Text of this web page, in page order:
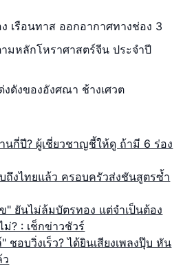
ง เรือนทาส ออกอากาศทางช่อง 3
มหลักโหราศาสตร์จีน ประจำปี
งดังของอังศณา ช้างเศวต
นกี่ปี? ผู้เชี่ยวชาญชี้ให้ดู ถ้ามี 6 ร่อง
ถึงไทยแล้ว ครอบครัวส่งชันสูตรซ้ำ
" ยันไม่ล้มบัตรทอง แต่จำเป็นต้อง
? : เช็กข่าวชัวร์
ชอบวิ่งเร็ว? ได้ยินเสียงเพลงปุ๊บ หัน